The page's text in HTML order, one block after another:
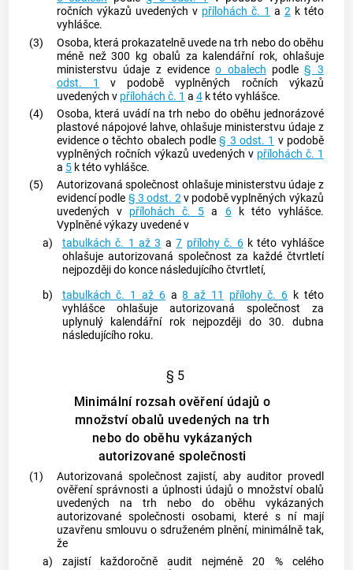
ročních výkazů uvedených v přílohách č. 1 a 2k této
vyhlášce.
(3)
Osoba, která prokazatelně uvede na trh nebo do oběhu
méně než 300 kg obalů za kalendářní rok, ohlašuje
ministerstvu údaje z evidenceo obalech podle§ 3
odst. 1
v podobě vyplněných ročních výkazů
uvedených v přílohách č. 1 a 4k této vyhlášce.
(4)
Osoba, která uvádí na trh nebo do oběhu jednorázové
plastové nápojové lahve, ohlašuje ministerstvu údaje z
evidence o těchto obalech podle§ 3 odst. 1 v podobě
vyplněných ročních výkazů uvedených v přílohách č. 1
a 5k této vyhlášce.
(5)
Autorizovaná společnost ohlašuje ministerstvu údaje z
evidencí podle § 3 odst. 2v podobě vyplněných výkazů
uvedených v přílohách č. 5 a 6k této vyhlášce.
Vyplněné výkazy uvedené v
a)
tabulkách č. 1 až 3 a7 přílohy č. 6k této vyhlášce
ohlašuje autorizovaná společnost za každé čtvrtletí
nejpozději do konce následujícího čtvrtletí,
b)
tabulkách č. 1 až 6a8 až 11 přílohy č. 6 k této
vyhlášce ohlašuje autorizovaná společnost za
uplynulý kalendářní rok nejpozději do 30. dubna
následujícího roku.
§ 5
Minimální rozsah ověření údajů o
množství obalů uvedených na trh
nebo do oběhu vykázaných
autorizované společnosti
(1)
Autorizovaná společnost zajistí, aby auditor provedl
ověření správnosti a úplnosti údajů o množství obalů
uvedených na trh nebo do oběhu vykázaných
autorizované společnosti osobami, které s ní mají
uzavřenu smlouvu o sdruženém plnění, minimálně tak,
že
a)
zajistí každoročně audit nejméně 20 % celého